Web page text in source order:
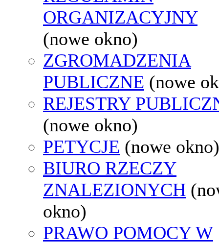
ORGANIZACYJNY
(nowe okno)
ZGROMADZENIA
PUBLICZNE (nowe
REJESTRY
(nowe okno)
PETYCJE (nowe okno)
BIURO RZECZY
ZNALEZIONYCH
okno)
PRAWO POMOCY W